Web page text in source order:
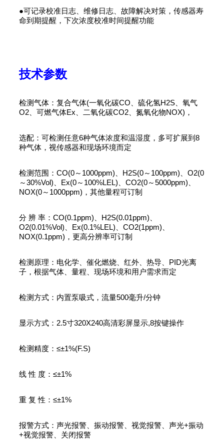
●可记录校准日志、维修日志、故障解决对策，传感器寿
命到期提醒，下次浓度校准时间提醒功能
技术参数
检测气体：复合气体(一氧化碳CO、硫化氢H2S、氧气
O2、可燃气体Ex、二氧化碳CO2、氮氧化物NOX)，
选配：可检测任意6种气体浓度和温湿度，多可扩展到8
种气体，视传感器和现场环境而定
检测范围：CO(0～1000ppm)、H2S(0～100ppm)、O2(0
～30%Vol)、Ex(0～100%LEL)、CO2(0～5000ppm)、
NOX(0～1000ppm)，其他量程可订制
分 辨 率：CO(0.1ppm)、H2S(0.01ppm)、
O2(0.01%Vol)、Ex(0.1%LEL)、CO2(1ppm)、
NOX(0.1ppm)，更高分辨率可订制
检测原理：电化学、催化燃烧、红外、热导、PID光离
子，根据气体、量程、现场环境和用户需求而定
检测方式：内置泵吸式，流量500毫升/分钟
显示方式：2.5寸320X240高清彩屏显示,8按键操作
检测精度：≤±1%(F.S)
线 性 度：≤±1%
重 复 性：≤±1%
报警方式：声光报警、振动报警、视觉报警、声光+振动
+视觉报警、关闭报警